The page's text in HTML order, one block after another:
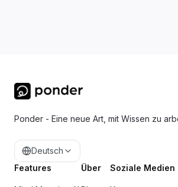
Ponder - Eine neue Art, mit Wissen zu
Deutsch
Features
Über Soziale Medien